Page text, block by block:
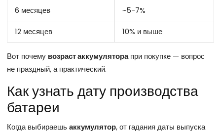
6 месяцев ~5-7%
12 месяцев 10% и выше
Вот почему возраст аккумуляторапри покупке — вопрос
не праздный, а практический.
Как узнать дату производства
батареи
Когда выбираешьаккумулятор, от гадания даты выпуска